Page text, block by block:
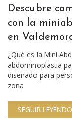
Descubre
con la
en
¿Qué es la Mini
abdominoplastia
diseñado para
zona
SEGUIR LEYENDO